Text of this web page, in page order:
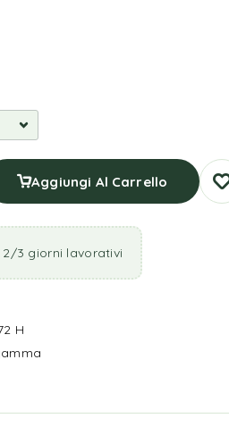
Aggiungi Al Carrello
2/3 giorni lavorativi
H